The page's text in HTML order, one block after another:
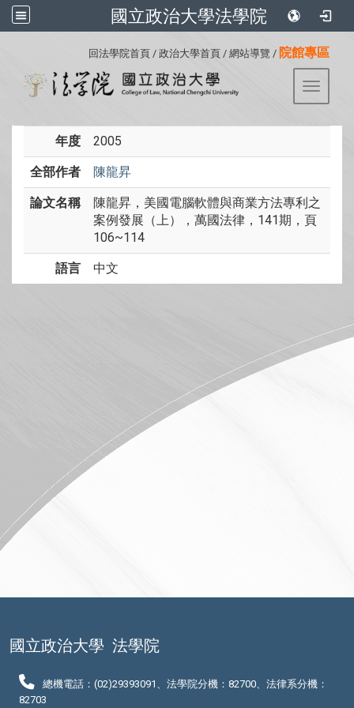
國立政治大學法學院
回法學院首頁 / 政治大學首頁 / 網站導覽 / 院館專區
Toggle
年度 2005
全部作者 陳龍昇
論文名稱
陳龍昇，美國電腦軟體與商業方法專利之
案例發展（上），萬國法律，141期，頁
106~114
語言 中文
國立政治大學 法學院
總機電話：(02)29393091、法學院分機：82700、法律系分機：
82703